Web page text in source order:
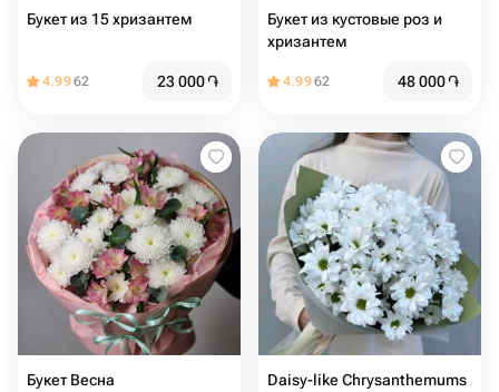
Букет из 15 хризантем
4.9962 23 000֏
Букет из кустовые роз и
хризантем
4.9962 48 000֏
Букет Весна
Daisy-like Chrysanthemums